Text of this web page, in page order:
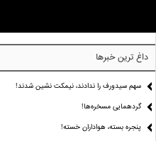
داغ ترین خبرها
سهم سیدورف را ندادند، نیمکت نشین شدند!
گردهمایی مسخره‌ها!
پنجره بسته، هواداران خسته!